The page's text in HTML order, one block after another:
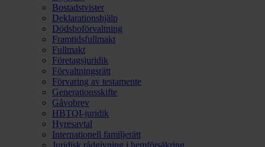
Bostadstvister
Deklarationshjälp
Dödsboförvaltning
Framtidsfullmakt
Fullmakt
Företagsjuridik
Förvaltningsrätt
Förvaring av testamente
Generationsskifte
Gåvobrev
HBTQI-juridik
Hyresavtal
Internationell familjerätt
Juridisk rådgivning i hemförsäkring